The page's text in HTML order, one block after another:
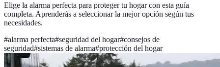
Elige la alarma perfecta para proteger tu hogar con esta guía
completa. Aprenderás a seleccionar la mejor opción según tus
necesidades.
#alarma perfecta#seguridad del hogar#consejos de
seguridad#sistemas de alarma#protección del hogar